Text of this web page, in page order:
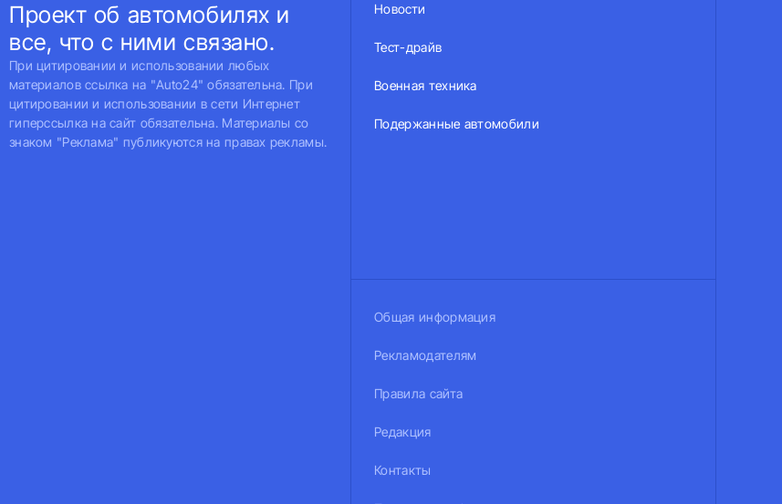
Проект об автомобилях и
все, что с ними связано.
При цитировании и использовании любых
материалов ссылка на "Auto24" обязательна. При
цитировании и использовании в сети Интернет
гиперссылка на сайт обязательна. Материалы со
знаком "Реклама" публикуются на правах рекламы.
Новости
Тест-драйв
Военная техника
Подержанные автомобили
Общая информация
Рекламодателям
Правила сайта
Редакция
Контакты